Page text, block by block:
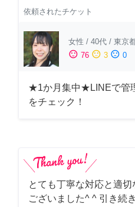
依頼されたチケット
女性 / 40代 / 東京
sentiment_satisfied 76 sentiment_neutral 3 sentiment_dissatisfied 0
★1か月集中★LINEで管
をチェック！
とても丁寧な対応と適
ございました^ ^ 引き続